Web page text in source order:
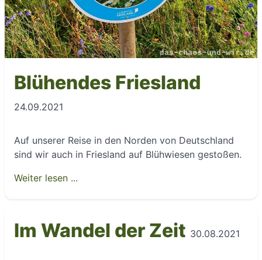
Blühendes Friesland
24.09.2021
Auf unserer Reise in den Norden von Deutschland
sind wir auch in Friesland auf Blühwiesen gestoßen.
Weiter lesen ...
Im Wandel der Zeit 30.08.2021